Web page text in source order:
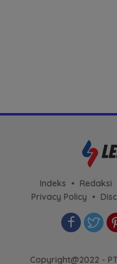
Indeks Redaksi
Privacy Policy
Copyright@2022 - PT